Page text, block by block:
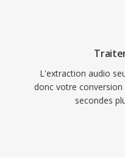
L'extraction audio
donc votre conversion
secondes